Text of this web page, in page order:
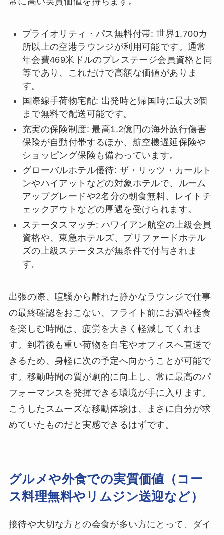
プライオリティ・パス無料付帯: 世界1,700カ
所以上の空港ラウンジが利用可能です。通常
年会費469米ドルのプレステージ会員資格と同
等であり、これだけで高額な価値がありま
す。
国際線手荷物宅配: 出発時と帰国時に最大3個
まで無料で配送可能です。
充実の保険制度: 最高1.2億円の海外旅行傷害
保険が自動付帯するほか、航空機遅延保険や
ショッピング保険も備わっています。
グローバルホテル優待: ザ・リッツ・カールト
ンやハイアットなどの対象ホテルで、ルーム
アップグレードや2名分の朝食無料、レイトチ
ェックアウトなどの厚遇を受けられます。
ステータスマッチ: ハワイアン航空の上級会員
資格や、東急ホテルズ、プリファードホテル
ズの上級ステータスが無条件で付与されま
す。
出張の際、喧騒から離れた静かなラウンジで仕事
の最終確認をおこない、フライト前にお酒や軽食
を楽しむ時間は、疲労を大きく軽減してくれま
す。到着後も重い荷物を自宅やオフィスへ直送で
きるため、身軽に次の予定へ向かうことが可能で
す。移動時間の質が劇的に向上し、常に最高のパ
フォーマンスを発揮できる環境が手に入ります。
こうしたスムーズな移動体験は、まさに自分が求
めていたものだと実感できるはずです。
グルメや外食での実質価値（コー
ス料理無料やリムジン送迎など）
接待や大切な方との会食が多い方にとって、ダイ